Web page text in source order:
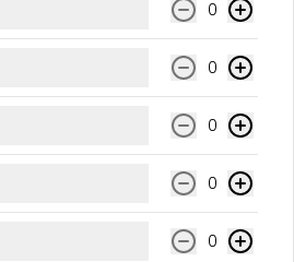
Pulpo a la huancaína
0
0
0
0
0